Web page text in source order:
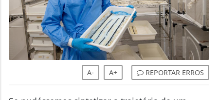
A- A+ REPORTAR ERROS